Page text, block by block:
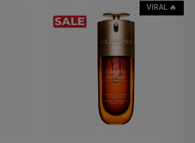
VIRAL 🔥